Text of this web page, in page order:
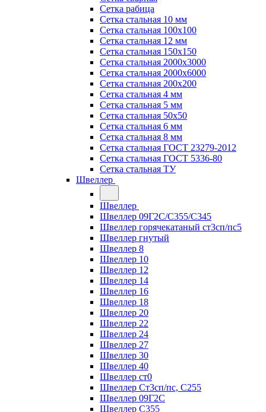
Сетка рабица
Сетка стальная 10 мм
Сетка стальная 100х100
Сетка стальная 12 мм
Сетка стальная 150х150
Сетка стальная 2000х3000
Сетка стальная 2000х6000
Сетка стальная 200х200
Сетка стальная 4 мм
Сетка стальная 5 мм
Сетка стальная 50х50
Сетка стальная 6 мм
Сетка стальная 8 мм
Сетка стальная ГОСТ 23279-2012
Сетка стальная ГОСТ 5336-80
Сетка стальная ТУ
Швеллер
Швеллер
Швеллер 09Г2С/С355/С345
Швеллер горячекатаный ст3сп/пс5
Швеллер гнутый
Швеллер 8
Швеллер 10
Швеллер 12
Швеллер 14
Швеллер 16
Швеллер 18
Швеллер 20
Швеллер 22
Швеллер 24
Швеллер 27
Швеллер 30
Швеллер 40
Швеллер ст0
Швеллер Ст3сп/пс, С255
Швеллер 09Г2С
Швеллер С355